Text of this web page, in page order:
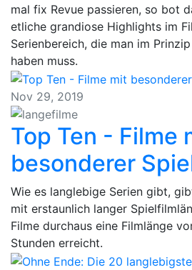
mal fix Revue passieren, so bot
etliche grandiose Highlights im
Serienbereich, die man im
haben muss.
Nov 29, 2019
Top Ten - Filme
besonderer
Wie es langlebige Serien gibt,
mit erstaunlich langer
Filme durchaus eine Filmlänge
Stunden erreicht.